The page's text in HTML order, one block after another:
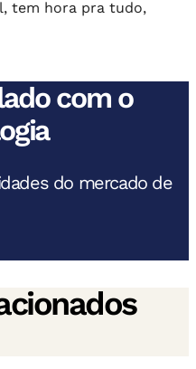
tem hora pra tudo,
com o
do mercado de